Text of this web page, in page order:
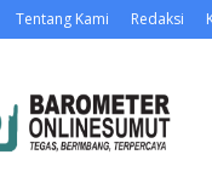
Tentang Kami Redaksi